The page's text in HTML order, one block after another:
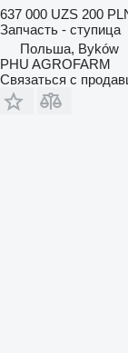
637 000 UZS 200
Запчасть - ступица
Польша, Byków
PHU AGROFARM
Связаться с